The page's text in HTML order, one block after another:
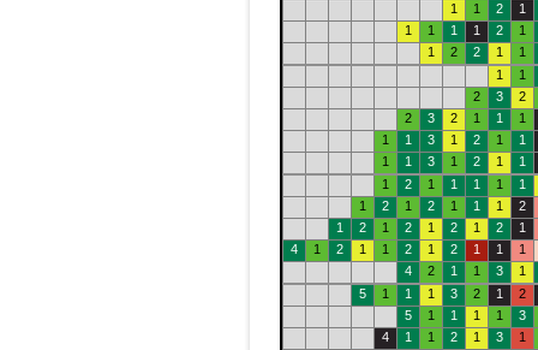
1
1 2
1
1
1 1 1 2
1
1
2 2 1
1
1
1
2
3
2
2
3 2 1 1
1
1
1 3 1 2 1
1
1
1 3 1 2 1
1
1
2 1 1 1 1
1
1
2 1 2 1 1 1
2
1
2 1 2 1 2 1 2
1
4
1 2 1 1 2 1 2 1 1
1
4
2 1 1 3
1
5
1 1 1 3 2 1
2
5
1 1 1 1
3
4
1 1 2 1 3
1